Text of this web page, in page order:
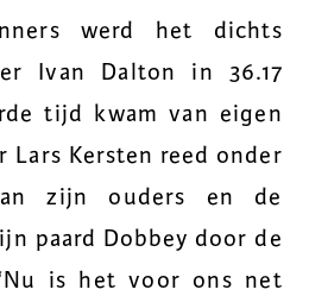
werd het dichts
Ivan Dalton in 36.17
tijd kwam van eigen
Lars Kersten reed onder
zijn ouders en de
paard Dobbey door de
is het voor ons net